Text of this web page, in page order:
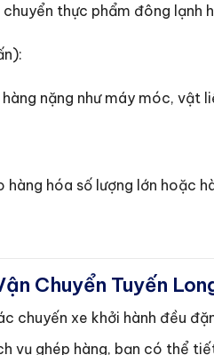
chuyển thực phẩm đông
hàng nặng như máy móc, vật
hàng hóa số lượng lớn hoặc
Chuyển Tuyến
chuyến xe khởi hành đều
vụ ghép hàng, bạn có thể